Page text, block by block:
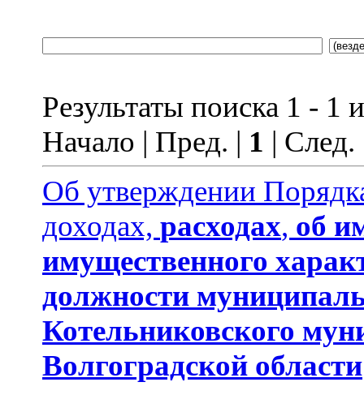
Результаты поиска 1 - 1
Начало | Пред. | 1 |
Об утверждении
доходах, расходах, об
имущественного
должности
Котельниковского
Волгоградской области